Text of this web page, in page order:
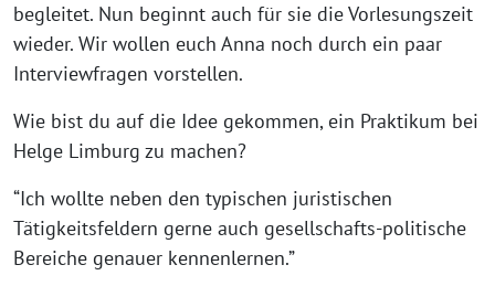
begleitet. Nun beginnt auch für sie die Vorlesungszeit
wieder. Wir wollen euch Anna noch durch ein paar
Interviewfragen vorstellen.
Wie bist du auf die Idee gekommen, ein Praktikum bei
Helge Limburg zu machen?
“Ich wollte neben den typischen juristischen
Tätigkeitsfeldern gerne auch gesellschafts-politische
Bereiche genauer kennenlernen.”